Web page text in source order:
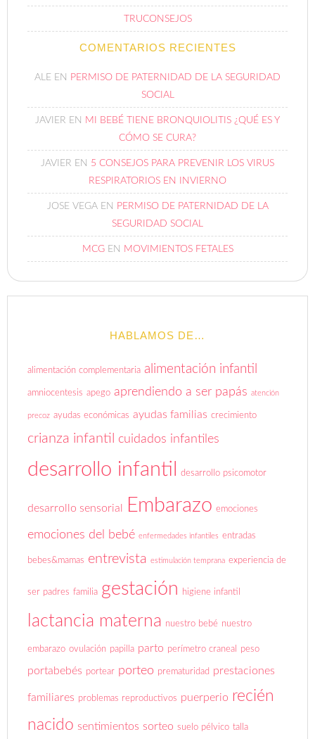
TRUCONSEJOS
COMENTARIOS RECIENTES
ALE EN PERMISO DE PATERNIDAD DE LA SEGURIDAD
SOCIAL
JAVIER EN MI BEBÉ TIENE BRONQUIOLITIS ¿QUÉ ES Y
CÓMO SE CURA?
JAVIER EN 5 CONSEJOS PARA PREVENIR LOS VIRUS
RESPIRATORIOS EN INVIERNO
JOSE VEGAEN PERMISO DE PATERNIDAD DE LA
SEGURIDAD SOCIAL
MCGEN MOVIMIENTOS FETALES
HABLAMOS DE…
alimentación complementaria alimentación infantil
amniocentesis apego aprendiendo a ser papás atención
precoz ayudas económicas ayudas familias crecimiento
crianza infantil cuidados infantiles
desarrollo infantil desarrollo psicomotor
desarrollo sensorial Embarazo emociones
emociones del bebé enfermedades infantiles entradas
bebes&mamas entrevista estimulación temprana experiencia de
ser padres familia gestación higiene infantil
lactancia materna nuestro bebé nuestro
embarazo ovulación papilla parto perímetro craneal peso
portabebés portear porteo prematuridad prestaciones
familiares problemas reproductivos puerperio recién
nacido sentimientos sorteo suelo pélvico talla